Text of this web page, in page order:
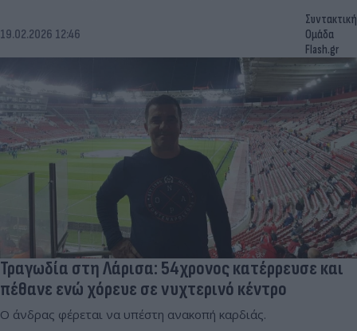
19.02.2026 12:46
Συντακτική
Ομάδα
Flash.gr
Τραγωδία στη Λάρισα: 54χρονος κατέρρευσε και
πέθανε ενώ χόρευε σε νυχτερινό κέντρο
Ο άνδρας φέρεται να υπέστη ανακοπή καρδιάς.